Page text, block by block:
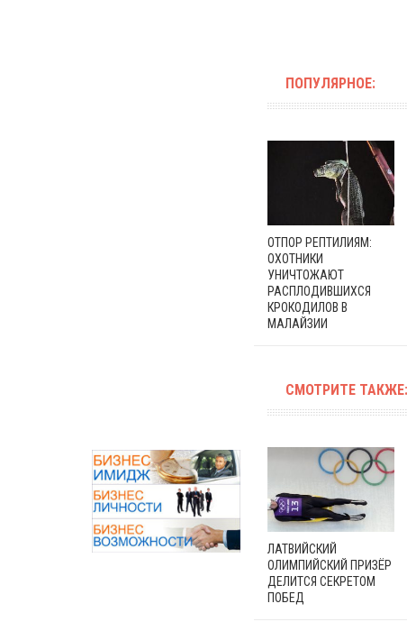
ПОПУЛЯРНОЕ:
ОТПОР РЕПТИЛИЯМ:
ОХОТНИКИ
УНИЧТОЖАЮТ
РАСПЛОДИВШИХСЯ
КРОКОДИЛОВ В
МАЛАЙЗИИ
СМОТРИТЕ ТАКЖЕ:
ЛАТВИЙСКИЙ
ОЛИМПИЙСКИЙ ПРИЗЁР
ДЕЛИТСЯ СЕКРЕТОМ
ПОБЕД